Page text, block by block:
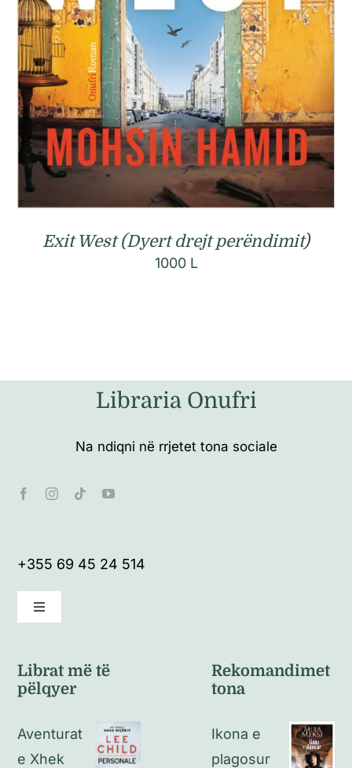
Exit West (Dyert drejt perëndimit)
1000 L
Libraria Onufri
Na ndiqni në rrjetet tona sociale
+355 69 45 24 514
Toggle
Politikat e kthimeve
Politikat e privatësisë
Librat më të
pëlqyer
Aventurat
e Xhek
Rekomandimet
tona
Ikona e
plagosur